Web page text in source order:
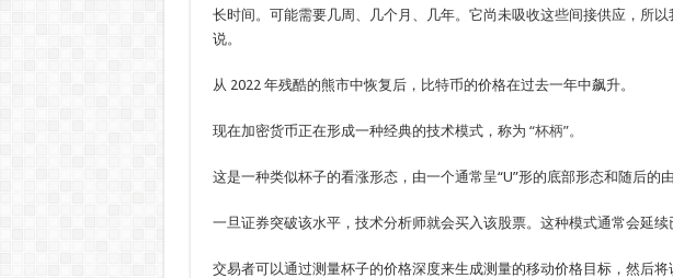
长时间。可能需要几周、几个月、几年。它尚未吸收这些间接供应，所
说。
从 2022 年残酷的熊市中恢复后，比特币的价格在过去一年中飙升。
现在加密货币正在形成一种经典的技术模式，称为 “杯柄”。
这是一种类似杯子的看涨形态，由一个通常呈“U”形的底部形态和随后的
一旦证券突破该水平，技术分析师就会买入该股票。这种模式通常会延续
交易者可以通过测量杯子的价格深度来生成测量的移动价格目标，然后将